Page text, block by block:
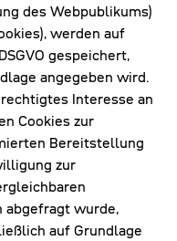
des Webpublikums)
werden auf
gespeichert,
angegeben wird.
Interesse an
Cookies zur
Bereitstellung
zur
abgefragt wurde,
auf Grundlage